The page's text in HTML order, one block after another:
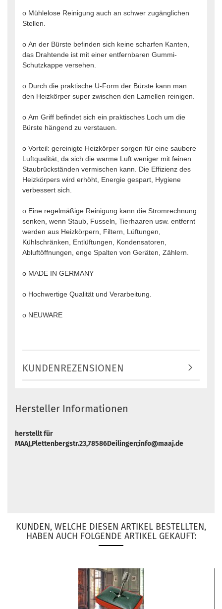
o Mühlelose Reinigung auch an schwer zugänglichen
Stellen.
o An der Bürste befinden sich keine scharfen Kanten,
das Drahtende ist mit einer entfernbaren Gummi-
Schutzkappe versehen.
o Durch die praktische U-Form der Bürste kann man
den Heizkörper super zwischen den Lamellen reinigen.
o Am Griff befindet sich ein praktisches Loch um die
Bürste hängend zu verstauen.
o Vorteil: gereinigte Heizkörper sorgen für eine saubere
Luftqualität, da sich die warme Luft weniger mit feinen
Staubrückständen vermischen kann. Die Effizienz des
Heizkörpers wird erhöht, Energie gespart, Hygiene
verbessert sich.
o Eine regelmäßige Reinigung kann die Stromrechnung
senken, wenn Staub, Fusseln, Tierhaaren usw. entfernt
werden aus Heizkörpern, Filtern, Lüftungen,
Kühlschränken, Entlüftungen, Kondensatoren,
Abluftöffnungen, enge Spalten von Geräten, Zählern.
o MADE IN GERMANY
o Hochwertige Qualität und Verarbeitung.
o NEUWARE
KUNDENREZENSIONEN
Hersteller Informationen
herstellt für
MAAJ,Plettenbergstr.23,78586Deilingen;info@maaj.de
KUNDEN, WELCHE DIESEN ARTIKEL BESTELLTEN,
HABEN AUCH FOLGENDE ARTIKEL GEKAUFT: